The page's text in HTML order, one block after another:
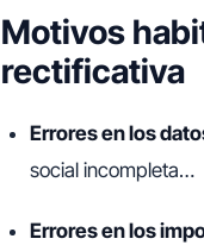
Motivos
rectificativa
Errores en los
social incompleta…
Errores en los